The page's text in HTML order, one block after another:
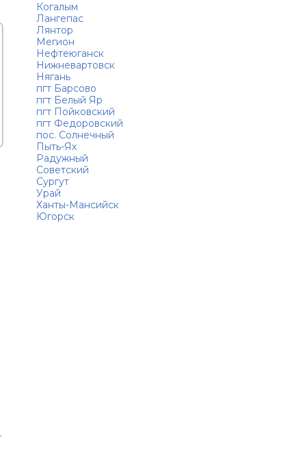
Когалым
Лангепас
Лянтор
Мегион
Нефтеюганск
Нижневартовск
Нягань
пгт Барсово
пгт Белый Яр
пгт Пойковский
пгт Федоровский
пос. Солнечный
Пыть-Ях
Радужный
Советский
Сургут
Урай
Ханты-Мансийск
Югорск